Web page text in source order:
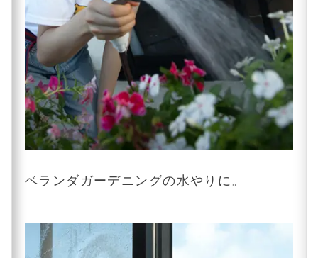
ベランダガーデニングの水やりに。